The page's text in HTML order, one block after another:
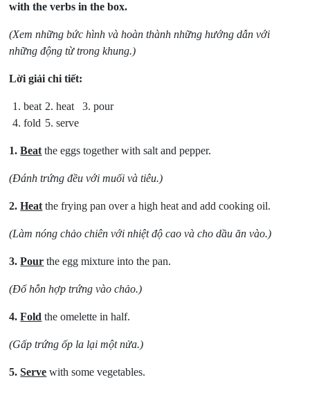
with the verbs in the box.
(Xem những bức hình và hoàn thành những hướng dẫn với
những động từ trong khung.)
Lời giải chi tiết:
1. beat 2. heat
3. pour
4. fold 5. serve
1.Beat the eggs together with salt and pepper.
(Đánh trứng đều với muối và tiêu.)
2. Heat the frying pan over a high heat and add cooking oil.
(Làm nóng chảo chiên với nhiệt độ cao và cho dầu ăn vào.)
3. Pour the egg mixture into the pan.
(Đổ hỗn hợp trứng vào chảo.)
4. Fold the omelette in half.
(Gấp trứng ốp la lại một nửa.)
5. Serve with some vegetables.